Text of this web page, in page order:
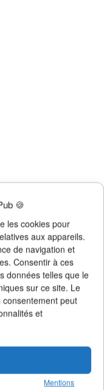
🍪
les cookies pour
aux appareils.
de navigation et
Consentir à ces
données telles que le
sur ce site. Le
peut
et
Mentions
de s'améliorer et
le site via Tipeee
la